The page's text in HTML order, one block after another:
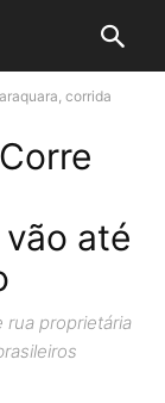
corrida
até
rua proprietária